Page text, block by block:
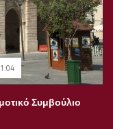
Συμβούλιο